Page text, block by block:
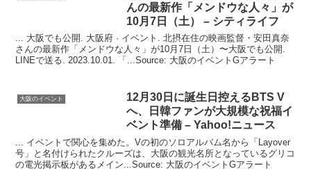
んの最新作「メンドウな人々」が
10月7日（土） – シティライフ
... 大阪でも公開. 大阪府 · イベント. 北摂在住の映画監督・安田真奈
さんの最新作「メンドウな人々」が10月7日（土）〜大阪でも公開.
LINEで送る. 2023.10.01. 「...Source: 大阪のイベントGアラート
大阪のイベント
12月30日に誕生日控えるBTS V
へ、日韓ファンが大規模な祝福イ
ベント準備 – Yahoo!ニュース
... イベントで関心を集めた。Vの初のソロアルバム名から「Layover
号」と名付けられたクルーズは、大阪の観光名所となっているグリコ
の電光掲示板があるメイン...Source: 大阪のイベントGアラート